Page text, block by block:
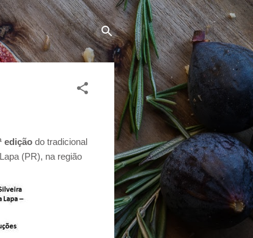
ediçãodo tradicional
(PR), na região